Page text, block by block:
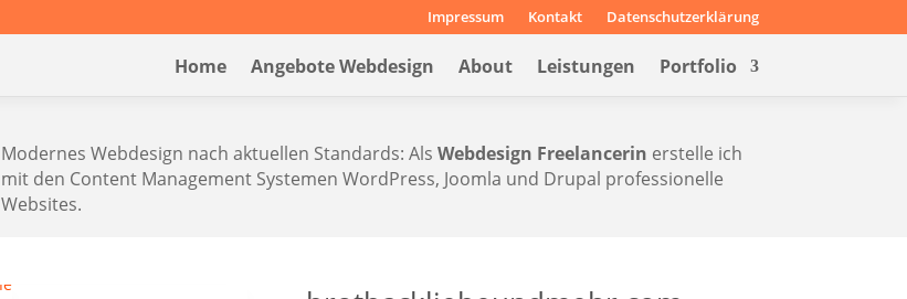
Impressum Kontakt Datenschutzerklärung
Home Angebote Webdesign About Leistungen Portfolio
Modernes Webdesign nach aktuellen Standards: Als Webdesign Freelancerin erstelle ich
mit den Content Management Systemen WordPress, Joomla und Drupal professionelle
Websites.